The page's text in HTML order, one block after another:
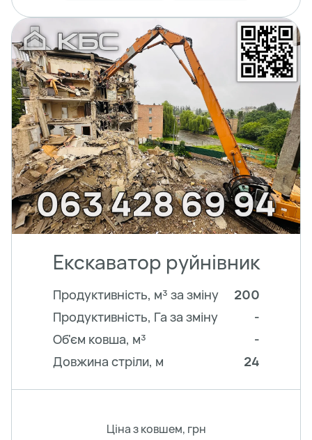
Екскаватор руйнівник
Продуктивність, м³ за зміну
200
Продуктивність, Га за зміну
-
Об'єм ковша, м³
-
Довжина стріли, м
24
Ціна з ковшем, грн